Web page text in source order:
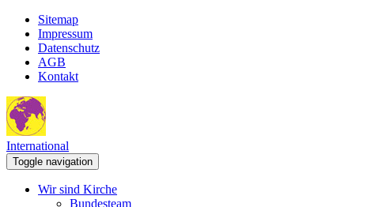
Sitemap
Impressum
Datenschutz
AGB
Kontakt
International
Toggle navigation
Wir sind Kirche
Bundesteam